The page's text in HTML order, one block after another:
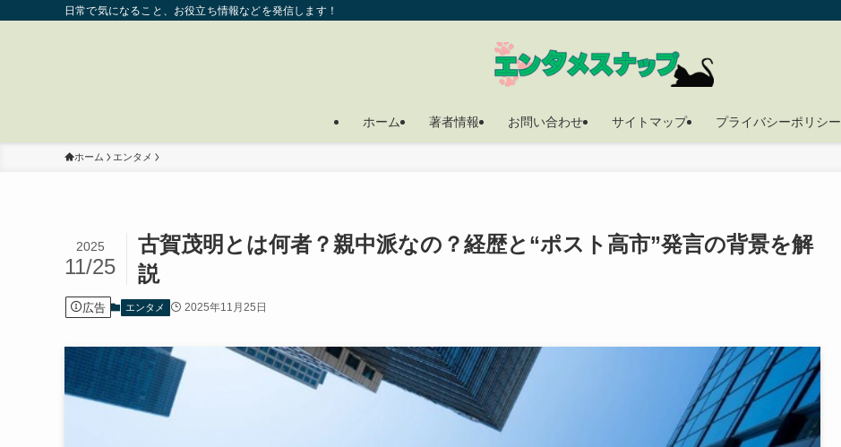
日常で気になること、お役立ち情報などを発信します！
ホーム 著者情報 お問い合わせ サイトマップ プライバシーポリシー
ホーム エンタメ
古賀茂明とは何者？親中派なの？経歴と“ポスト高市”発言の背景を解
説
2025
11/25
広告 エンタメ 2025年11月25日